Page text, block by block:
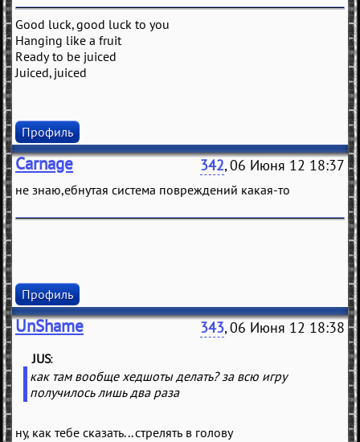
Good luck, good luck to you
Hanging like a fruit
Ready to be juiced
Juiced, juiced
Профиль
Carnage 342, 06 Июня 12 18:37
не знаю,ебнутая система повреждений какая-то
Профиль
UnShame 343, 06 Июня 12 18:38
(JUS
как там вообще хедшоты делать? за всю игру
получилось лишь два раза
ну, как тебе сказать... стрелять в голову